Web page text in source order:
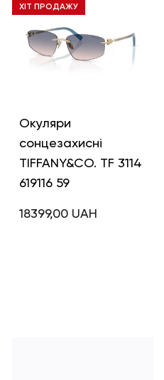
ХІТ ПРОДАЖУ
Окуляри
сонцезахисні
TIFFANY&CO. TF 3114
619116 59
18399,00 UAH